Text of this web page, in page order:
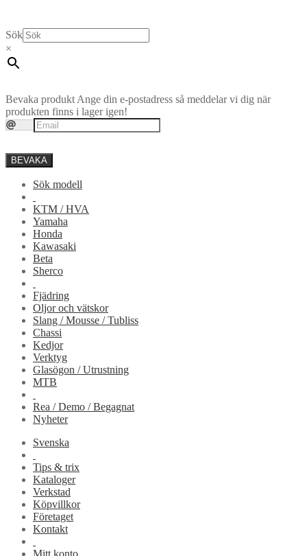
Sök
×
Bevaka produkt Ange din e-postadress så meddelar vi dig när
produkten finns i lager igen!
BEVAKA
Sök modell
KTM / HVA
Yamaha
Honda
Kawasaki
Beta
Sherco
Fjädring
Oljor och vätskor
Slang / Mousse / Tubliss
Chassi
Kedjor
Verktyg
Glasögon / Utrustning
MTB
Rea / Demo / Begagnat
Nyheter
Svenska
Tips & trix
Kataloger
Verkstad
Köpvillkor
Företaget
Kontakt